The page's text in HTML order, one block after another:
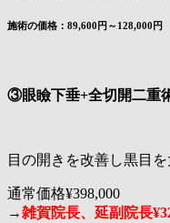
施術の価格：89,600円～128,000円
③眼瞼下垂+全切開二重
目の開きを改善し黒目
通常価格¥398,000
→雑賀院長、延副院長